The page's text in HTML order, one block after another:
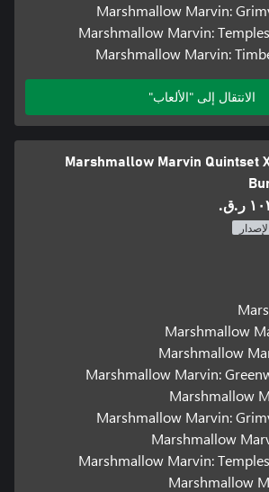
Marshmallow Marvin:
Marshmallow Marvin:
Marshmallow Marvin:
الانتقال إلى "الألعاب"
Marshmallow Marvin Quintset
ر.ق.‏
Marshmallow
Marshmallow
Marshmallow Marvin:
Marshmallow
Marshmallow Marvin:
Marshmallow
Marshmallow Marvin:
Marshmallow